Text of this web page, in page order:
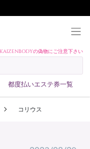
KAIZENBODYの偽物にご注意下さい
都度払いエステ券一覧
コリウス